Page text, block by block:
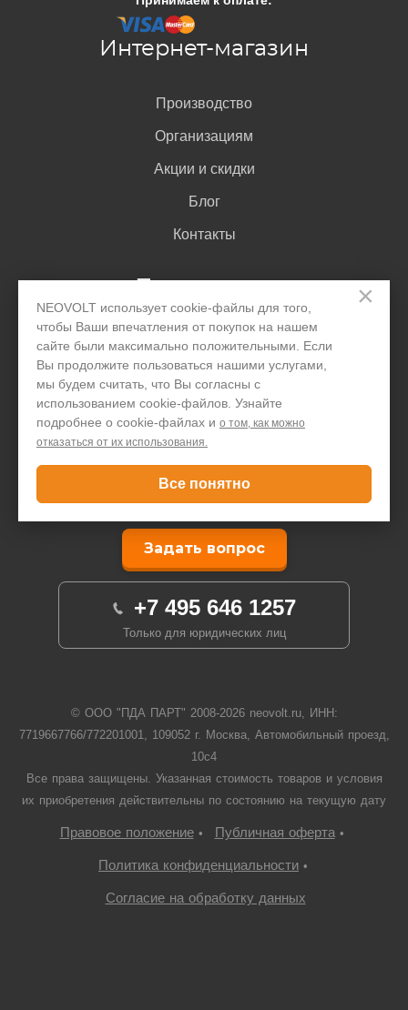
×
NEOVOLT использует cookie-файлы для того,
чтобы Ваши впечатления от покупок на нашем
сайте были максимально положительными. Если
Вы продолжите пользоваться нашими услугами,
мы будем считать, что Вы согласны с
использованием cookie-файлов. Узнайте
подробнее о cookie-файлах и о том, как можно
отказаться от их использования.
Все понятно
Интернет-магазин
Производство
Организациям
Акции и скидки
Блог
Контакты
Покупателю
Доставка и оплата
Гарантия
Помощь
Договор-оферта
Задать вопрос
+7 495 646 1257
Только для юридических лиц
© ООО "ПДА ПАРТ" 2008-2026neovolt.ru, ИНН:
7719667766/772201001, 109052 г. Москва, Автомобильный проезд,
10с4
Все права защищены. Указанная стоимость товаров и условия
их приобретения действительны по состоянию на текущую дату
Правовое положение• Публичная оферта•
Политика конфиденциальности •
Согласие на обработку данных